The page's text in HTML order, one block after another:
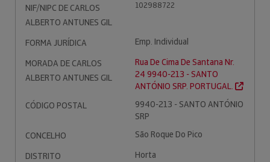
NIF/NIPC DE CARLOS
ALBERTO ANTUNES GIL
102988722
FORMA JURÍDICA
Emp. Individual
MORADA DE CARLOS
ALBERTO ANTUNES GIL
Rua De Cima De Santana Nr.
24 9940-213 - SANTO
ANTÓNIO SRP. PORTUGAL.
CÓDIGO POSTAL
9940-213 - SANTO ANTÓNIO
SRP
CONCELHO
São Roque Do Pico
DISTRITO
Horta